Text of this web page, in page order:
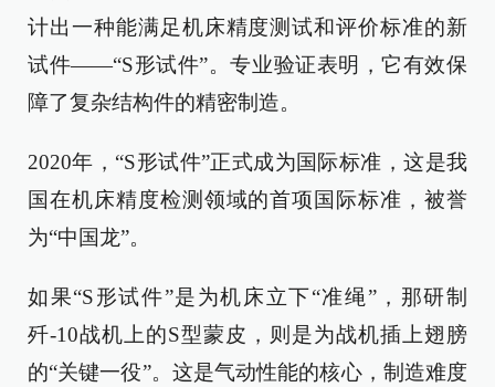
计出一种能满足机床精度测试和评价标准的新
试件——“S形试件”。专业验证表明，它有效保
障了复杂结构件的精密制造。
2020年，“S形试件”正式成为国际标准，这是我
国在机床精度检测领域的首项国际标准，被誉
为“中国龙”。
如果“S形试件”是为机床立下“准绳”，那研制
歼-10战机上的S型蒙皮，则是为战机插上翅膀
的“关键一役”。这是气动性能的核心，制造难度